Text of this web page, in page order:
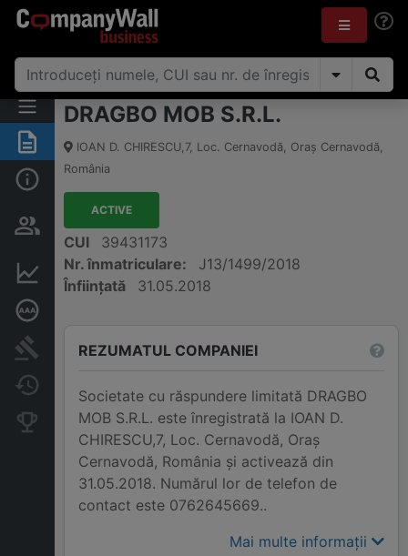
Rezumat
Persoane și structură de
proprietate
Informații financiare
Publicații în instanță
Companii concurente
DRAGBO MOB S.R.L.
IOAN D. CHIRESCU,7, Loc. Cernavodă, Oraş Cernavodă,
România
ACTIVE
CUI
39431173
Nr. înmatriculare:
J13/1499/2018
Înființată
31.05.2018
REZUMATUL COMPANIEI
Societate cu răspundere limitată DRAGBO
MOB S.R.L. este înregistrată la IOAN D.
CHIRESCU,7, Loc. Cernavodă, Oraş
Cernavodă, România și activează din
31.05.2018. Numărul lor de telefon de
contact este 0762645669..
Mai multe informații